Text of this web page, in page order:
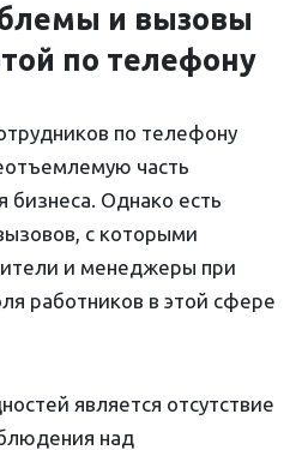
и вызовы
по телефону
по телефону
часть
Однако есть
с которыми
и менеджеры при
работников в этой сфере
является отсутствие
над